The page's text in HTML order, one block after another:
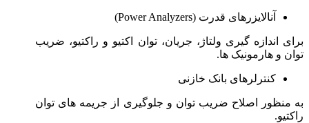
آنالایزرهای قدرت (Power Analyzers)
برای اندازه گیری ولتاژ، جریان، توان اکتیو و راکتیو، ضریب
توان و هارمونیک ها.
کنترلرهای بانک خازنی
به منظور اصلاح ضریب توان و جلوگیری از جریمه های توان
راکتیو.